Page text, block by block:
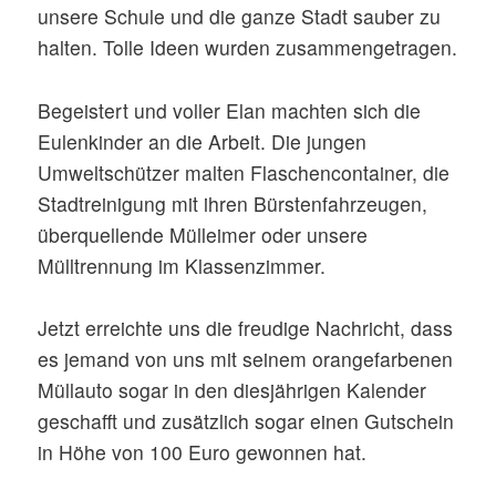
unsere Schule und die ganze Stadt sauber zu
halten. Tolle Ideen wurden zusammengetragen.
Begeistert und voller Elan machten sich die
Eulenkinder an die Arbeit. Die jungen
Umweltschützer malten Flaschencontainer, die
Stadtreinigung mit ihren Bürstenfahrzeugen,
überquellende Mülleimer oder unsere
Mülltrennung im Klassenzimmer.
Jetzt erreichte uns die freudige Nachricht, dass
es jemand von uns mit seinem orangefarbenen
Müllauto sogar in den diesjährigen Kalender
geschafft und zusätzlich sogar einen Gutschein
in Höhe von 100 Euro gewonnen hat.